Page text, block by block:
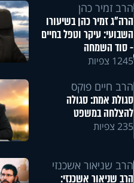
הרב זמיר כהן
הרה"ג זמיר כהן בשיעורו
השבועי: עיקר וטפל בחיים
- סוד השמחה
1245 צפיות
הרב חיים פוקס
סגולת אמת: סגולה
להצלחה במשפט
235 צפיות
הרב שניאור אשכנזי
הרב שניאור אשכנזי: